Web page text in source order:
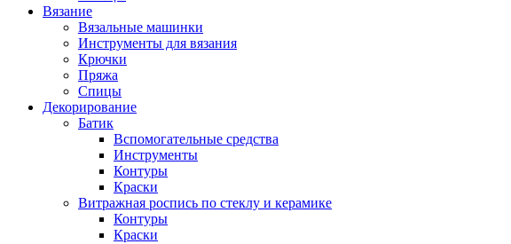
Вязание
Вязальные машинки
Инструменты для вязания
Крючки
Пряжа
Спицы
Декорирование
Батик
Вспомогательные средства
Инструменты
Контуры
Краски
Витражная роспись по стеклу и керамике
Контуры
Краски